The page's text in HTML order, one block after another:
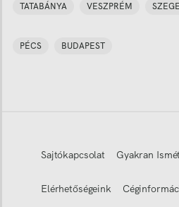
TATABÁNYA VESZPRÉM
PÉCS BUDAPEST
Sajtókapcsolat Gyakran
Elérhetőségeink